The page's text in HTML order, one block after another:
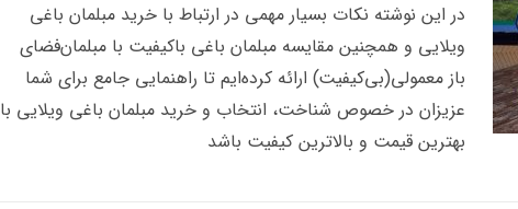
در این نوشته نکات بسیار مهمی در ارتباط با خرید مبلمان باغی
‌ویلایی و همچنین مقایسه مبلمان باغی باکیفیت با مبلمان‌فضای
باز معمولی(بی‌کیفیت) ارائه کرده‌ایم تا راهنمایی جامع برای شما
عزیزان در خصوص شناخت، انتخاب و خرید مبلمان باغی ویلایی با
بهترین قیمت و بالاترین کیفیت باشد